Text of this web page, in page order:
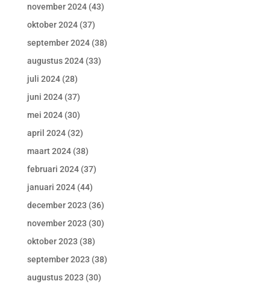
november 2024(43)
oktober 2024(37)
september 2024(38)
augustus 2024(33)
juli 2024(28)
juni 2024(37)
mei 2024(30)
april 2024(32)
maart 2024(38)
februari 2024(37)
januari 2024(44)
december 2023 (36)
november 2023 (30)
oktober 2023 (38)
september 2023 (38)
augustus 2023 (30)